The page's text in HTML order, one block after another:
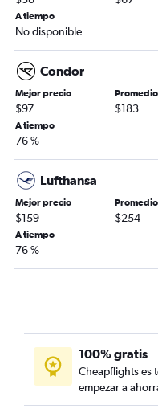
A tiempo
No disponible
Condor
Mejor precio
$97
Promedio
$183
A tiempo
76 %
Lufthansa
Mejor precio
$159
Promedio
$254
A tiempo
76 %
100% gratis
Cheapflights es
empezar a